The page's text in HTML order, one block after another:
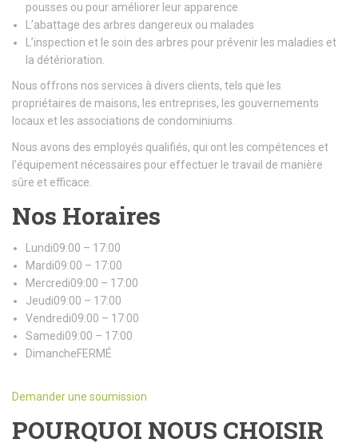
pousses ou pour améliorer leur apparence
L’abattage des arbres dangereux ou malades
L’inspection et le soin des arbres pour prévenir les maladies et
la détérioration.
Nous offrons nos services à divers clients, tels que les
propriétaires de maisons, les entreprises, les gouvernements
locaux et les associations de condominiums.
Nous avons des employés qualifiés, qui ont les compétences et
l’équipement nécessaires pour effectuer le travail de manière
sûre et efficace.
Nos Horaires
Lundi09:00 – 17:00
Mardi09:00 – 17:00
Mercredi09:00 – 17:00
Jeudi09:00 – 17:00
Vendredi09:00 – 17:00
Samedi09:00 – 17:00
DimancheFERMÉ
Demander une soumission
POURQUOI NOUS CHOISIR